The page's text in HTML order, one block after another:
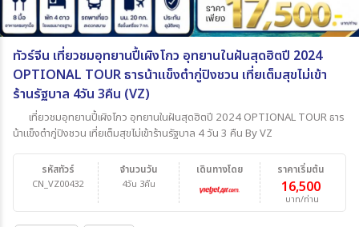
ทัวร์จีน เที่ยวชมอุทยานปี้เผิงโกว อุทยานในฝันสุดฮิตปี 2024
OPTIONAL TOUR ธารน้าแข็งต๋ากู่ปิงชวน เที่ยเต็มสุขไม่เข้า
ร้านรัฐบาล 4วัน 3คืน (VZ)
เที่ยวชมอุทยานปี้เผิงโกว อุทยานในฝันสุดฮิตปี 2024 OPTIONAL TOUR ธาร
น้าแข็งต๋ากู่ปิงชวน เที่ยเต็มสุขไม่เข้าร้านรัฐบาล 4 วัน 3 คืน By VZ
รหัสทัวร์
CN_VZ00432
จำนวนวัน
4วัน 3คืน
ราคาเริ่มต้น
16,500
บาท/ท่าน
เดินทางโดย